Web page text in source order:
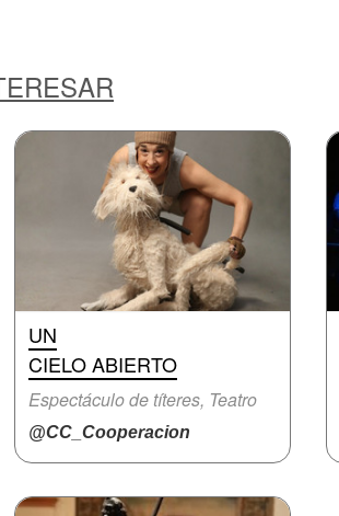
UN
CIELO ABIERTO
Espectáculo de títeres, Teatro
@CC_Cooperacion